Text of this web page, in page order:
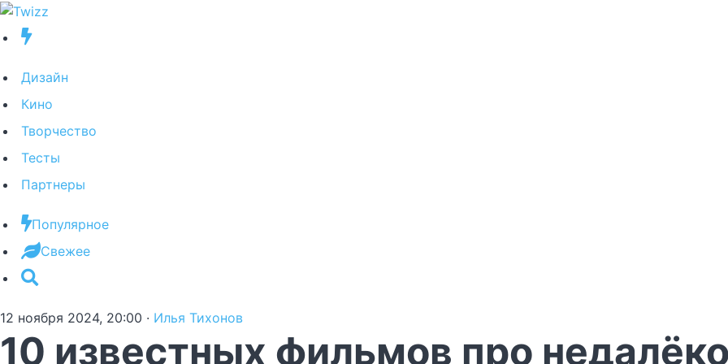
Дизайн
Кино
Творчество
Тесты
Партнеры
Популярное
Свежее
12 ноября 2024, 20:00 · Илья Тихонов
10 известных фильмов про